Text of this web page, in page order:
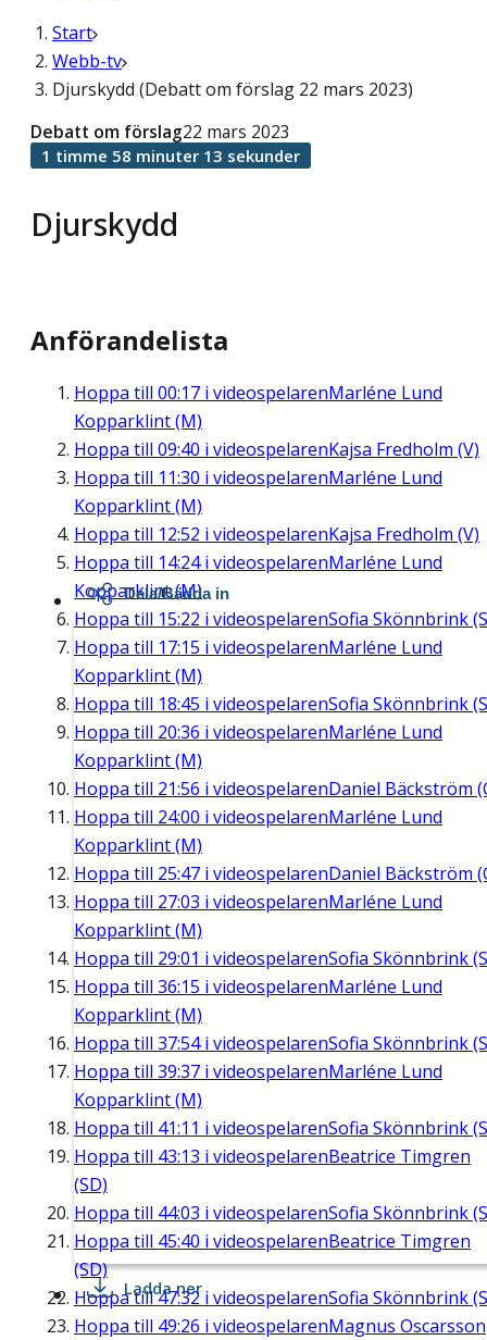
Start
Webb-tv
Djurskydd (Debatt om förslag 22 mars 2023)
Djurskydd
Debatt om förslag22 mars 2023
1 timme 58 minuter 13 sekunder
Anförandelista
Hoppa till 00:17 i videospelarenMarléne Lund
Kopparklint (M)
Hoppa till 09:40 i videospelarenKajsa Fredholm (V)
Hoppa till 11:30 i videospelarenMarléne Lund
Kopparklint (M)
Hoppa till 12:52 i videospelarenKajsa Fredholm (V)
Hoppa till 14:24i videospelarenMarléne Lund
Kopparklint (M)
Hoppa till 15:22 i videospelarenSofia Skönnbrink
Hoppa till 17:15 i videospelarenMarléne Lund
Kopparklint (M)
Hoppa till 18:45 i videospelarenSofia Skönnbrink
Hoppa till 20:36 i videospelarenMarléne Lund
Kopparklint (M)
Hoppa till 21:56 i videospelarenDaniel Bäckström
Hoppa till 24:00 i videospelarenMarléne Lund
Kopparklint (M)
Hoppa till 25:47 i videospelarenDaniel Bäckström
Hoppa till 27:03 i videospelarenMarléne Lund
Kopparklint (M)
Hoppa till 29:01 i videospelarenSofia Skönnbrink
Hoppa till 36:15 i videospelarenMarléne Lund
Kopparklint (M)
Hoppa till 37:54i videospelarenSofia Skönnbrink
Hoppa till 39:37 i videospelarenMarléne Lund
Kopparklint (M)
Hoppa till 41:11 i videospelarenSofia Skönnbrink
Hoppa till 43:13 i videospelarenBeatrice Timgren
(SD)
Hoppa till 44:03 i videospelarenSofia Skönnbrink
Hoppa till 45:40 i videospelarenBeatrice Timgren
(SD)
Hoppa till47:32 i videospelarenSofia Skönnbrink
Hoppa till 49:26 i videospelarenMagnus Oscarsson
Dela/Bädda in
Ladda ner